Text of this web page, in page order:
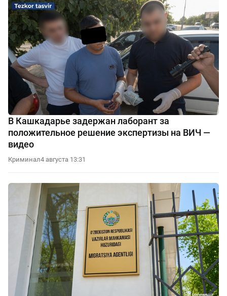
В Кашкадарье задержан лаборант за
положительное решение экспертизы на ВИЧ —
видео
Криминал4 августа 13:31